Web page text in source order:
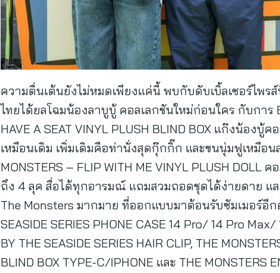
ความตื่นเต้นยังไม่หมดเพียงแค่นี้ พบกับดับเบิ้ลเซอร์ไพ
ไทยได้ยลโฉมน้องลาบูบู้ คอลเลกชันใหม่ก่อนใคร กับการ
HAVE A SEAT VINYL PLUSH BLIND BOX แก๊งน้อง
เหมือนเดิม เพิ่มเติมคือท่านั่งสุดกุ๊กกิ๊ก และขนนุ่มฟูเหมือ
MONSTERS – FLIP WITH ME VINYL PLUSH
ถึง 4 ลุค สื่อได้ทุกอารมณ์ แถมสวมถอดชุดได้ง่ายดาย แ
The Monsters มากมาย ที่ออกแบบมาต้อนรับซัมเมอร์อีก
SEASIDE SERIES PHONE CASE 14 Pro/ 14 Pro
BY THE SEASIDE SERIES HAIR CLIP, THE
BLIND BOX TYPE-C/IPHONE และ THE MONSTERS